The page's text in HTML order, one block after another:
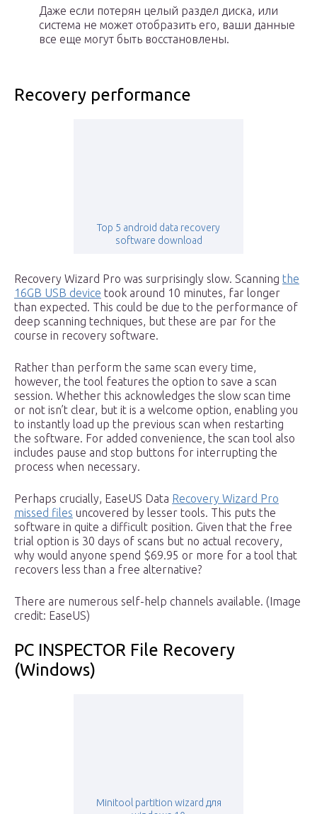
Даже если потерян целый раздел диска, или
система не может отобразить его, ваши данные
все еще могут быть восстановлены.
Recovery performance
Top 5 android data recovery
software download
Recovery Wizard Pro was surprisingly slow. Scanning the
16GB USB device took around 10 minutes, far longer
than expected. This could be due to the performance of
deep scanning techniques, but these are par for the
course in recovery software.
Rather than perform the same scan every time,
however, the tool features the option to save a scan
session. Whether this acknowledges the slow scan time
or not isn’t clear, but it is a welcome option, enabling you
to instantly load up the previous scan when restarting
the software. For added convenience, the scan tool also
includes pause and stop buttons for interrupting the
process when necessary.
Perhaps crucially, EaseUS Data Recovery Wizard Pro
missed files uncovered by lesser tools. This puts the
software in quite a difficult position. Given that the free
trial option is 30 days of scans but no actual recovery,
why would anyone spend $69.95 or more for a tool that
recovers less than a free alternative?
There are numerous self-help channels available. (Image
credit: EaseUS)
PC INSPECTOR File Recovery
(Windows)
Minitool partition wizard для